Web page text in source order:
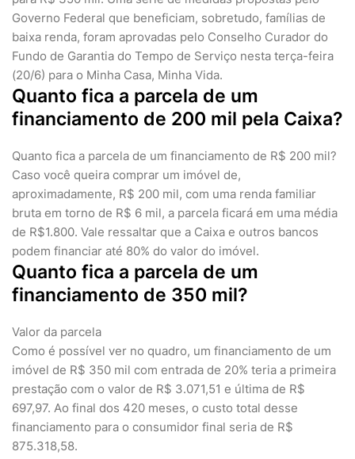
Governo Federal que beneficiam, sobretudo, famílias de
baixa renda, foram aprovadas pelo Conselho Curador do
Fundo de Garantia do Tempo de Serviço nesta terça-feira
(20/6) para o Minha Casa, Minha Vida.
Quanto fica a parcela de um
financiamento de 200 mil pela Caixa?
Quanto fica a parcela de um financiamento de R$ 200 mil?
Caso você queira comprar um imóvel de,
aproximadamente, R$ 200 mil, com uma renda familiar
bruta em torno de R$ 6 mil, a parcela ficará em uma média
de R$1.800. Vale ressaltar que a Caixa e outros bancos
podem financiar até 80% do valor do imóvel.
Quanto fica a parcela de um
financiamento de 350 mil?
Valor da parcela
Como é possível ver no quadro, um financiamento de um
imóvel de R$ 350 mil com entrada de 20% teria a primeira
prestação com o valor de R$ 3.071,51 e última de R$
697,97. Ao final dos 420 meses, o custo total desse
financiamento para o consumidor final seria de R$
875.318,58.